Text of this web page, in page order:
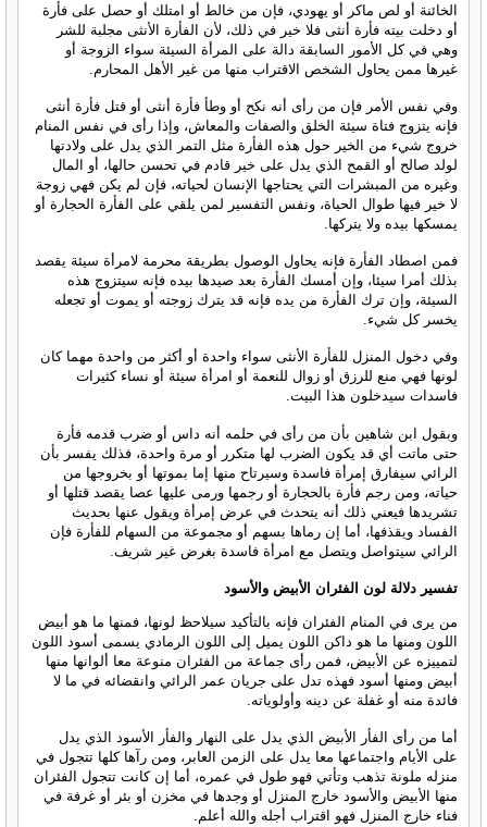
الخائنة أو لص ماكر أو يهودي، فإن من خالط أو امتلك أو حصل على فأرة
أو دخلت بيته فأرة أنثى فلا خير في ذلك، لأن الفأرة الأنثى مجلبة للشر
وهي في كل الأمور السابقة دالة على المرأة السيئة سواء الزوجة أو
غيرها ممن يحاول الشخص الاقتراب منها من غير الأهل المحارم.
وفي نفس الأمر فإن من رأى أنه نكح أو وطأ فأرة أنثى أو قتل فأرة أنثى
فإنه يتزوج فتاة سيئة الخلق والصفات والمعاش، وإذا رأى في نفس المنام
خروج شيء من الخير حول هذه الفأرة مثل التمر الذي يدل على ولادتها
لولد صالح أو القمح الذي يدل على خير قادم في تحسن حالها، أو المال
وغيره من المبشرات التي يحتاجها الإنسان لحياته، فإن لم يكن فهي زوجة
لا خير فيها طوال الحياة، ونفس التفسير لمن يلقي على الفأرة الحجارة أو
يمسكها بيده ولا يتركها.
فمن اصطاد الفأرة فإنه يحاول الوصول بطريقة محرمة لامرأة سيئة يقصد
بذلك أمرا سيئا، وإن أمسك الفأرة بعد صيدها بيده فإنه سيتزوج هذه
السيئة، وإن ترك الفأرة من يده فإنه قد يترك زوجته أو يموت أو تجعله
يخسر كل شيء.
وفي دخول المنزل للفأرة الأنثى سواء واحدة أو أكثر من واحدة مهما كان
لونها فهي منع للرزق أو زوال للنعمة أو امرأة سيئة أو نساء كثيرات
فاسدات سيدخلون هذا البيت.
وبقول ابن شاهين بأن من رأى في حلمه أنه داس أو ضرب قدمه فأرة
حتى ماتت أي قد يكون الضرب لها متكرر أو مرة واحدة، فذلك يفسر بأن
الرائي سيفارق إمرأة فاسدة وسيرتاح منها إما بموتها أو بخروجها من
حياته، ومن رجم فأرة بالحجارة أو رجمها ورمى عليها عصا يقصد قتلها أو
تشريدها فيعني ذلك أنه يتحدث في عرض إمرأة ويقول عنها بحديث
الفساد ويقذفها، أما إن رماها بسهم أو مجموعة من السهام للفأرة فإن
الرائي سيتواصل ويتصل مع امرأة فاسدة بغرض غير شريف.
تفسير دلالة لون الفئران الأبيض والأسود
من يرى في المنام الفئران فإنه بالتأكيد سيلاحظ لونها، فمنها ما هو أبيض
اللون ومنها ما هو داكن اللون يميل إلى اللون الرمادي يسمى أسود اللون
لتمييزه عن الأبيض، فمن رأى جماعة من الفئران منوعة معا ألوانها منها
أبيض ومنها أسود فهذه تدل على جريان عمر الرائي وانقضائه في ما لا
فائدة منه أو غفلة عن دينه وأولوياته.
أما من رأى الفأر الأبيض الذي يدل على النهار والفأر الأسود الذي يدل
على الأيام واجتماعها معا يدل على الزمن العابر، ومن رآها كلها تتجول في
منزله ملونة تذهب وتأتي فهو طول في عمره، أما إن كانت تتجول الفئران
منها الأبيض والأسود خارج المنزل أو وجدها في مخزن أو بئر أو غرفة في
فناء خارج المنزل فهو اقتراب أجله والله أعلم.